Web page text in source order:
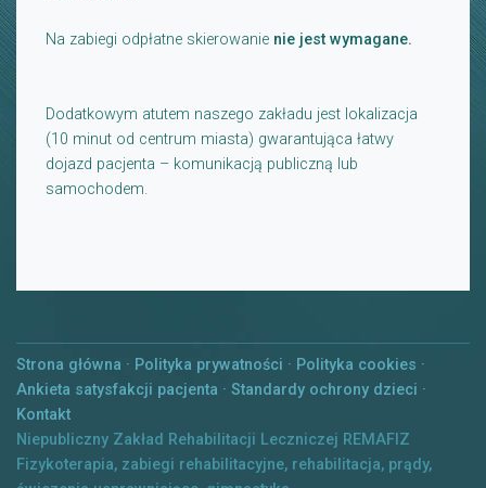
Na zabiegi odpłatne skierowanie nie jest wymagane.
Dodatkowym atutem naszego zakładu jest lokalizacja
(10 minut od centrum miasta) gwarantująca łatwy
dojazd pacjenta – komunikacją publiczną lub
samochodem.
Strona główna · Polityka prywatności · Polityka cookies ·
Ankieta satysfakcji pacjenta · Standardy ochrony dzieci ·
Kontakt
Niepubliczny Zakład Rehabilitacji Leczniczej REMAFIZ
Fizykoterapia, zabiegi rehabilitacyjne, rehabilitacja, prądy,